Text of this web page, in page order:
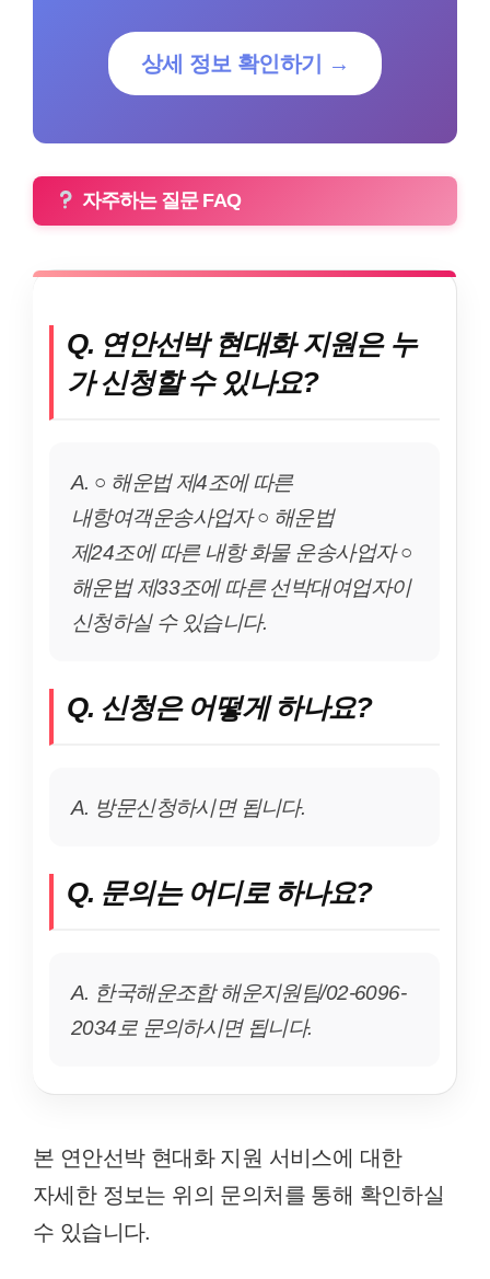
상세 정보 확인하기 →
자주하는 질문 FAQ
Q. 연안선박 현대화 지원은 누
가 신청할 수 있나요?
A. ○ 해운법 제4조에 따른
내항여객운송사업자 ○ 해운법
제24조에 따른 내항 화물 운송사업자 ○
해운법 제33조에 따른 선박대여업자이
신청하실 수 있습니다.
Q. 신청은 어떻게 하나요?
A. 방문신청하시면 됩니다.
Q. 문의는 어디로 하나요?
A. 한국해운조합 해운지원팀/02-6096-
2034로 문의하시면 됩니다.
본 연안선박 현대화 지원 서비스에 대한
자세한 정보는 위의 문의처를 통해 확인하실
수 있습니다.